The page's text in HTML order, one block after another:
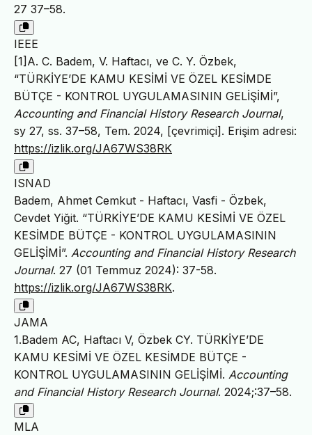
27 37–58.
IEEE
[1]A. C. Badem, V. Haftacı, ve C. Y. Özbek,
“TÜRKİYE’DE KAMU KESİMİ VE ÖZEL KESİMDE
BÜTÇE - KONTROL UYGULAMASININ GELİŞİMİ”,
Accounting and Financial History Research Journal,
sy 27, ss. 37–58, Tem. 2024, [çevrimiçi]. Erişim adresi:
https://izlik.org/JA67WS38RK
ISNAD
Badem, Ahmet Cemkut - Haftacı, Vasfi - Özbek,
Cevdet Yiğit. “TÜRKİYE’DE KAMU KESİMİ VE ÖZEL
KESİMDE BÜTÇE - KONTROL UYGULAMASININ
GELİŞİMİ”. Accounting and Financial History Research
Journal. 27 (01 Temmuz 2024): 37-58.
https://izlik.org/JA67WS38RK.
JAMA
1.Badem AC, Haftacı V, Özbek CY. TÜRKİYE’DE
KAMU KESİMİ VE ÖZEL KESİMDE BÜTÇE -
KONTROL UYGULAMASININ GELİŞİMİ. Accounting
and Financial History Research Journal. 2024;:37–58.
MLA